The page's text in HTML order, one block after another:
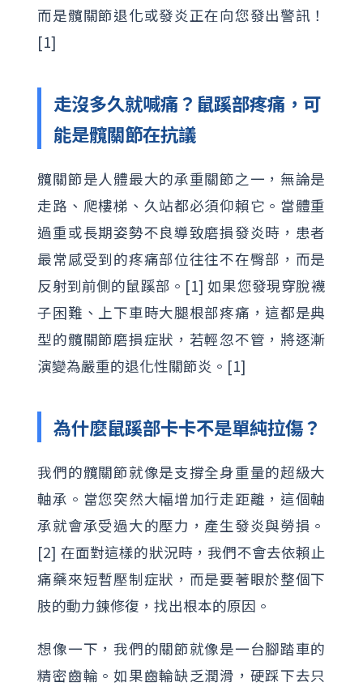
而是髖關節退化或發炎正在向您發出警訊！
[1]
走沒多久就喊痛？鼠蹊部疼痛，可
能是髖關節在抗議
髖關節是人體最大的承重關節之一，無論是
走路、爬樓梯、久站都必須仰賴它。當體重
過重或長期姿勢不良導致磨損發炎時，患者
最常感受到的疼痛部位往往不在臀部，而是
反射到前側的鼠蹊部。[1] 如果您發現穿脫襪
子困難、上下車時大腿根部疼痛，這都是典
型的髖關節磨損症狀，若輕忽不管，將逐漸
演變為嚴重的退化性關節炎。[1]
為什麼鼠蹊部卡卡不是單純拉傷？
我們的髖關節就像是支撐全身重量的超級大
軸承。當您突然大幅增加行走距離，這個軸
承就會承受過大的壓力，產生發炎與勞損。
[2] 在面對這樣的狀況時，我們不會去依賴止
痛藥來短暫壓制症狀，而是要著眼於整個下
肢的動力鍊修復，找出根本的原因。
想像一下，我們的關節就像是一台腳踏車的
精密齒輪。如果齒輪缺乏潤滑，硬踩下去只